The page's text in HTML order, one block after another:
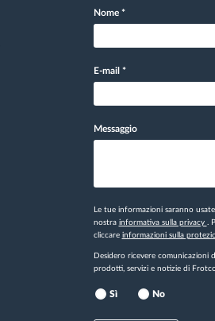
Nome *
E-mail *
Messaggio
Le tue informazioni saranno
nostra informativa sulla privacy
.
cliccare informazioni sulla
Desidero ricevere comunicazioni
prodotti, servizi e notizie di
Sì No